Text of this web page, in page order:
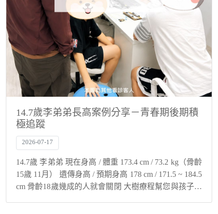
14.7歲李弟弟長高案例分享－青春期後期積
極追蹤
2026-07-17
14.7歲 李弟弟 現在身高 / 體重 173.4 cm / 73.2 kg（骨齡
15歲 11月） 遺傳身高 / 預期身高 178 cm / 171.5 ~ 184.5
cm 骨齡18歲幾成的人就會關閉 大樹療程幫您與孩子解